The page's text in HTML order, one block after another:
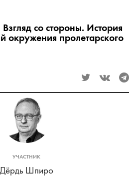
со стороны. История
окружения пролетарского
УЧАСТНИК
Дёрдь Шпиро